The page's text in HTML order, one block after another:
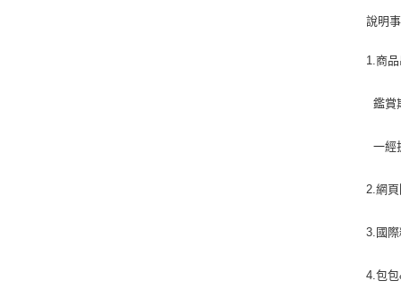
說明
1.商
鑑賞
一經
2.網
3.國
4.包